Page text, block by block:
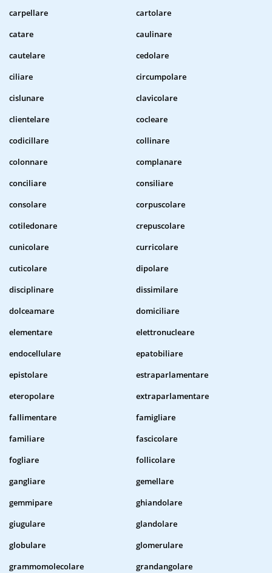
carpellare
cartolare
catare
caulinare
cautelare
cedolare
ciliare
circumpolare
cislunare
clavicolare
clientelare
cocleare
codicillare
collinare
colonnare
complanare
conciliare
consiliare
consolare
corpuscolare
cotiledonare
crepuscolare
cunicolare
curricolare
cuticolare
dipolare
disciplinare
dissimilare
dolceamare
domiciliare
elementare
elettronucleare
endocellulare
epatobiliare
epistolare
estraparlamentare
eteropolare
extraparlamentare
fallimentare
famigliare
familiare
fascicolare
fogliare
follicolare
gangliare
gemellare
gemmipare
ghiandolare
giugulare
glandolare
globulare
glomerulare
grammomolecolare
grandangolare